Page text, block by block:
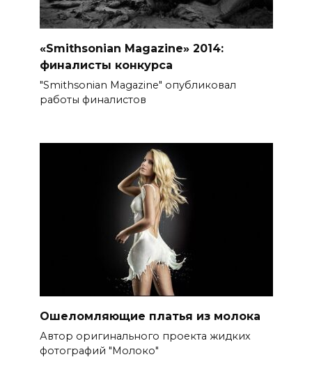
«Smithsonian Magazine» 2014:
финалисты конкурса
"Smithsonian Magazine" опубликовал
работы финалистов
Ошеломляющие платья из молока
Автор оригинального проекта жидких
фотографий "Молоко"